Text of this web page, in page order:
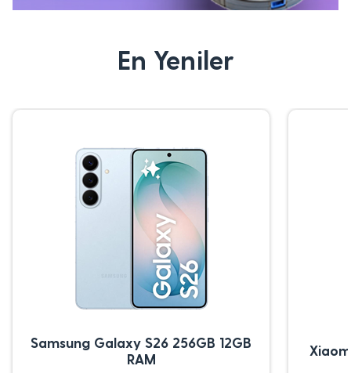
En Yeniler
Samsung Galaxy S26 256GB 12GB
RAM